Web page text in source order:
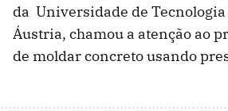
da Universidade de
Áustria, chamou a atenção ao
de moldar concreto usando